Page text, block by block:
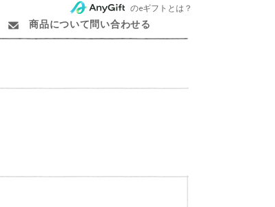
のeギフトとは？
商品について問い合わせる